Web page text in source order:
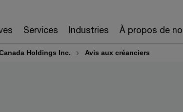
Services Industries À propos de
Holdings Inc. Avis aux créanciers